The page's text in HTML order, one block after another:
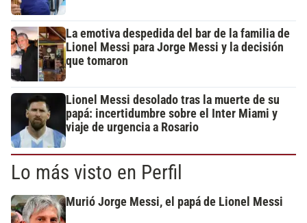
La emotiva despedida del bar de la familia de
Lionel Messi para Jorge Messi y la decisión
que tomaron
Lionel Messi desolado tras la muerte de su
papá: incertidumbre sobre el Inter Miami y
viaje de urgencia a Rosario
Lo más visto en Perfil
Murió Jorge Messi, el papá de Lionel Messi